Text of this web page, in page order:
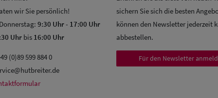
wir Sie persönlich!
9:30 Uhr- 17:00 Uhr
Uhr bis 16:00 Uhr
(0)89 599 884 0
sichern Sie sich die besten
können den Newsletter jederzeit
abbestellen.
Für den Newsletter